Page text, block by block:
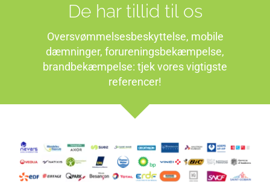
De har tillid til os
Oversvømmelsesbeskyttelse, mobile
dæmninger, forureningsbekæmpelse,
brandbekæmpelse: tjek vores vigtigste
referencer!